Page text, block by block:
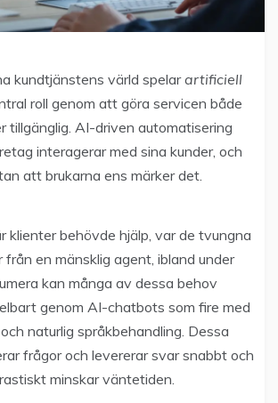
kundtjänstens värld spelarartificiell
roll genom att göra servicen både
tillgänglig. AI-driven automatisering
interagerar med sina kunder, och
att brukarna ens märker det.
klienter behövde hjälp, var de tvungna
en mänsklig agent, ibland under
kan många av dessa behov
genom AI-chatbots som fire med
och naturlig språkbehandling. Dessa
frågor och levererar svar snabbt och
minskar väntetiden.